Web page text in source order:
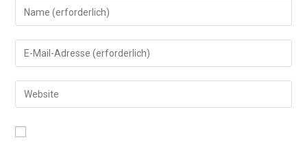
Gib
deinen
Namen
oder
zum
Kommentieren
ein
Gib
deine
E-
Mail-
Gib
deine
URL